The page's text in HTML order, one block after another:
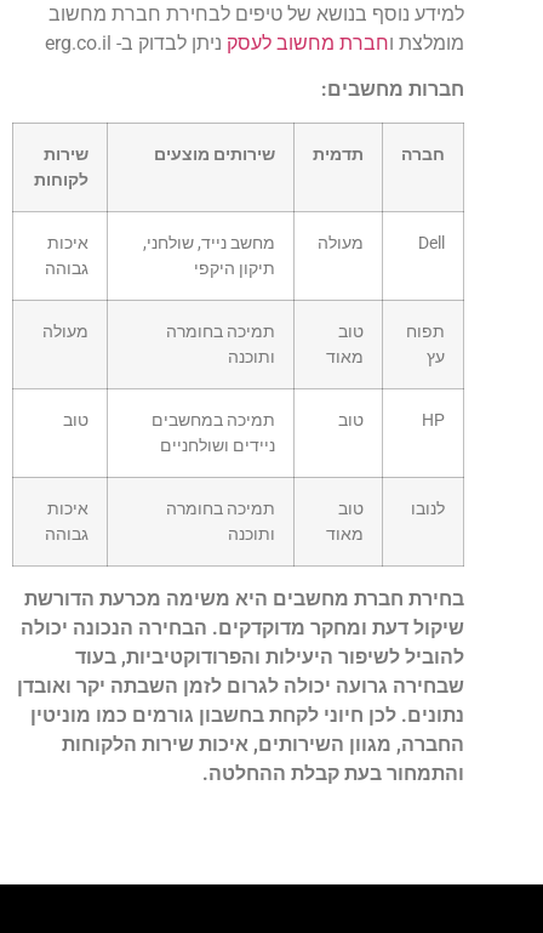
למידע נוסף בנושא של טיפים לבחירת חברת מחשוב
מומלצת וחברת מחשוב לעסק ניתן לבדוק ב- erg.co.il
חברות מחשבים:
חברה תדמית שירותים מוצעים
שירות
לקוחות
Dell מעולה
מחשב נייד, שולחני,
תיקון היקפי
איכות
גבוהה
תפוח
עץ
טוב
מאוד
תמיכה בחומרה
ותוכנה
מעולה
HP טוב
תמיכה במחשבים
ניידים ושולחניים
טוב
לנובו
טוב
מאוד
תמיכה בחומרה
ותוכנה
איכות
גבוהה
בחירת חברת מחשבים היא משימה מכרעת הדורשת
שיקול דעת ומחקר מדוקדקים. הבחירה הנכונה יכולה
להוביל לשיפור היעילות והפרודוקטיביות, בעוד
שבחירה גרועה יכולה לגרום לזמן השבתה יקר ואובדן
נתונים. לכן חיוני לקחת בחשבון גורמים כמו מוניטין
החברה, מגוון השירותים, איכות שירות הלקוחות
והתמחור בעת קבלת ההחלטה.